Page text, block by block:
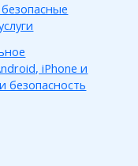
iPhone и
безопасность